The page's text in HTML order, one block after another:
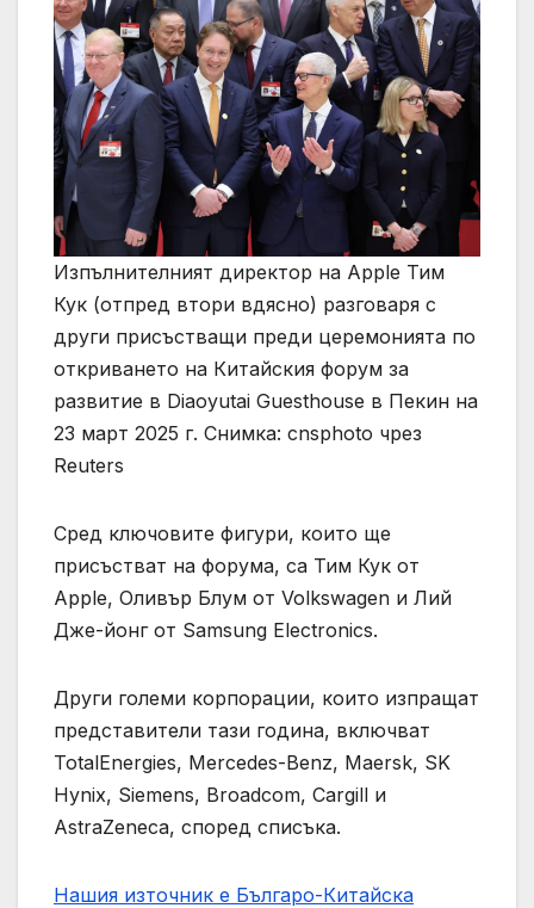
Изпълнителният директор на Apple Тим
Кук (отпред втори вдясно) разговаря с
други присъстващи преди церемонията по
откриването на Китайския форум за
развитие в Diaoyutai Guesthouse в Пекин на
23 март 2025 г. Снимка: cnsphoto чрез
Reuters
Сред ключовите фигури, които ще
присъстват на форума, са Тим Кук от
Apple, Оливър Блум от Volkswagen и Лий
Дже-йонг от Samsung Electronics.
Други големи корпорации, които изпращат
представители тази година, включват
TotalEnergies, Mercedes-Benz, Maersk, SK
Hynix, Siemens, Broadcom, Cargill и
AstraZeneca, според списъка.
Нашия източник е Българо-Китайска